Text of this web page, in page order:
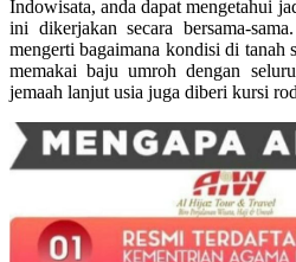
Indowisata, anda dapat mengetahui
ini dikerjakan secara bersama-
mengerti bagaimana kondisi di tanah
memakai baju umroh dengan
jemaah lanjut usia juga diberi kursi